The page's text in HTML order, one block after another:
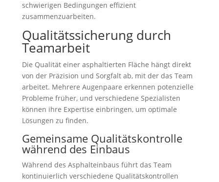
schwierigen Bedingungen effizient
zusammenzuarbeiten.
Qualitätssicherung durch
Teamarbeit
Die Qualität einer asphaltierten Fläche hängt direkt
von der Präzision und Sorgfalt ab, mit der das Team
arbeitet. Mehrere Augenpaare erkennen potenzielle
Probleme früher, und verschiedene Spezialisten
können ihre Expertise einbringen, um optimale
Lösungen zu finden.
Gemeinsame Qualitätskontrolle
während des Einbaus
Während des Asphalteinbaus führt das Team
kontinuierlich verschiedene Qualitätskontrollen